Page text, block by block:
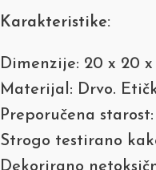
Karakteristike:
Dimenzije: 20 x 20 x
Materijal: Drvo.
Preporučena
Strogo testirano
Dekorirano